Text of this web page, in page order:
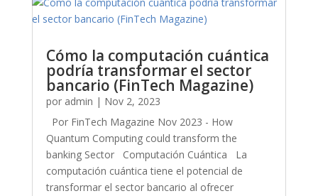
Cómo la computación cuántica
podría transformar el sector
bancario (FinTech Magazine)
por admin | Nov 2, 2023
Por FinTech Magazine Nov 2023 - How
Quantum Computing could transform the
banking Sector Computación Cuántica La
computación cuántica tiene el potencial de
transformar el sector bancario al ofrecer